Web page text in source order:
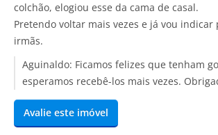
colchão, elogiou esse da cama de casal.
Pretendo voltar mais vezes e já vou indicar
irmãs.
Aguinaldo: Ficamos felizes que tenham
esperamos recebê-los mais vezes.
Avalie este imóvel